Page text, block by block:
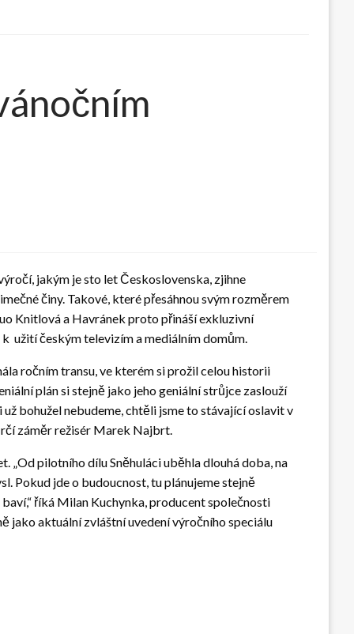
jakým je sto let Československa, zjihne
činy. Takové, které přesáhnou svým rozměrem
Knitlová a Havránek proto přináší exkluzivní
užití českým televizím a mediálním domům.
ročním transu, ve kterém si prožil celou historii
plán si stejně jako jeho geniální strůjce zaslouží
bohužel nebudeme, chtěli jsme to stávající oslavit v
záměr režisér Marek Najbrt.
pilotního dílu Sněhuláci uběhla dlouhá doba, na
Pokud jde o budoucnost, tu plánujeme stejně
říká Milan Kuchynka, producent společnosti
jako aktuální zvláštní uvedení výročního speciálu